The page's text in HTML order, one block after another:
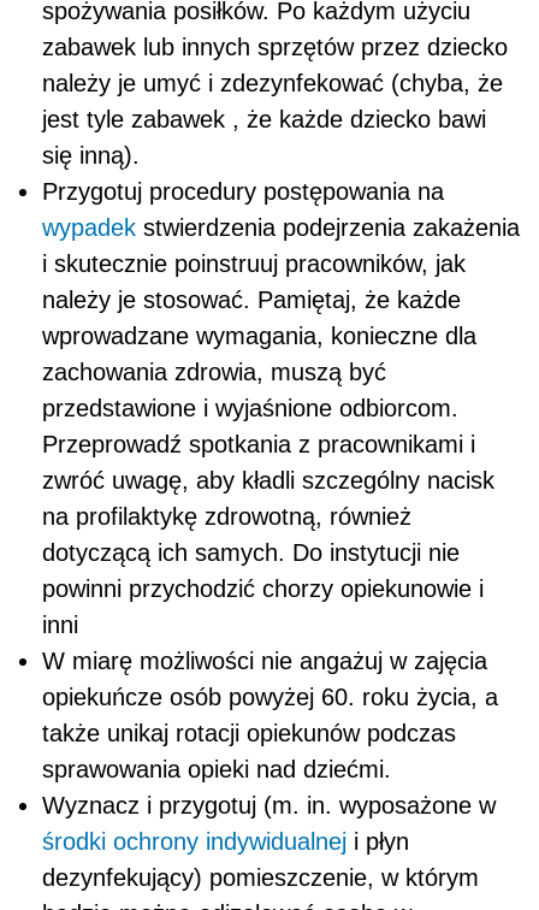
spożywania posiłków. Po każdym użyciu
zabawek lub innych sprzętów przez dziecko
należy je umyć i zdezynfekować (chyba, że
jest tyle zabawek , że każde dziecko bawi
się inną).
Przygotuj procedury postępowania na
wypadek stwierdzenia podejrzenia zakażenia
i skutecznie poinstruuj pracowników, jak
należy je stosować. Pamiętaj, że każde
wprowadzane wymagania, konieczne dla
zachowania zdrowia, muszą być
przedstawione i wyjaśnione odbiorcom.
Przeprowadź spotkania z pracownikami i
zwróć uwagę, aby kładli szczególny nacisk
na profilaktykę zdrowotną, również
dotyczącą ich samych. Do instytucji nie
powinni przychodzić chorzy opiekunowie i
inni
W miarę możliwości nie angażuj w zajęcia
opiekuńcze osób powyżej 60. roku życia, a
także unikaj rotacji opiekunów podczas
sprawowania opieki nad dziećmi.
Wyznacz i przygotuj (m. in. wyposażone w
środki ochrony indywidualnej i płyn
dezynfekujący) pomieszczenie, w którym